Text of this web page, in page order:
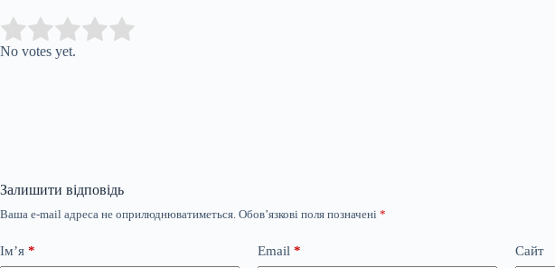
Rate this item:
No votes yet.
Залишити відповідь
Ваша e-mail адреса не оприлюднюватиметься. Обов’язкові поля позначені *
Ім’я * Email * Сайт